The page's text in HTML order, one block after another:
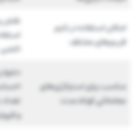
امکان استفاده در تایم
فریم‌های مختلف
نقش
اکشن
مناسب برای استراتژی‌های
معاملاتی کوتاه مدت
و